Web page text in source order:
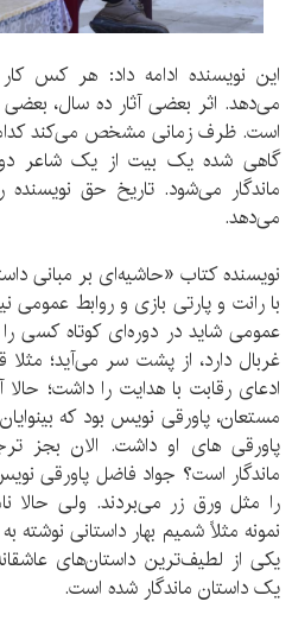
این نویسنده ادامه داد: هر کس
می‌دهد. اثر بعضی آثار ده سال،
است. ظرف زمانی مشخص می‌کند کدام
گاهی شده یک بیت از یک شاعر
ماندگار می‌شود. تاریخ حق نویسنده
می‌دهد.
نویسنده کتاب «حاشیه‌ای بر مبانی
با رانت و پارتی بازی و روابط عمومی
عمومی شاید در دوره‌ای کوتاه کسی
غربال دارد، از پشت سر می‌آید؛ مثلا
ادعای رقابت با هدایت را داشت؛
مستعان، پاورقی نویس بود که
پاورقی ‌های او داشت. الان بجز
ماندگار است؟ جواد فاضل پاورقی
را مثل ورق زر می‌بردند. ولی حالا
نمونه مثلاً شمیم بهار داستانی نوشته
یکی از لطیف‌ترین داستان‌های
یک داستان ماندگار شده است.